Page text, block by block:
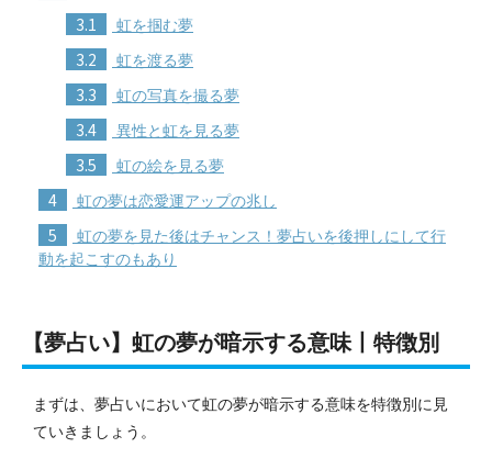
3.1 虹を掴む夢
3.2 虹を渡る夢
3.3 虹の写真を撮る夢
3.4 異性と虹を見る夢
3.5 虹の絵を見る夢
4 虹の夢は恋愛運アップの兆し
5
虹の夢を見た後はチャンス！夢占いを後押しにして行
動を起こすのもあり
【夢占い】虹の夢が暗示する意味丨特徴別
まずは、夢占いにおいて虹の夢が暗示する意味を特徴別に見
ていきましょう。